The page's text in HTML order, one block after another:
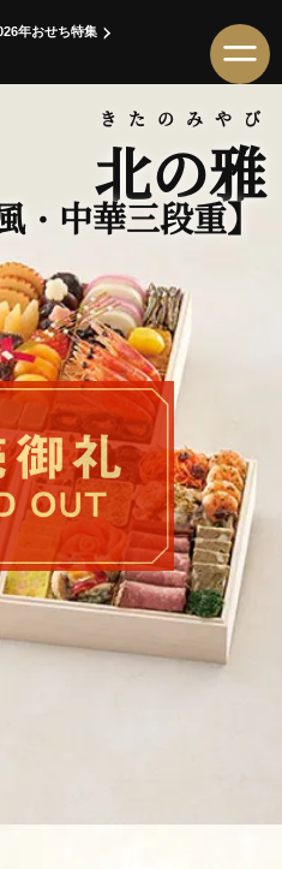
年おせち特集
北の雅
きたのみやび
・中華三段重】